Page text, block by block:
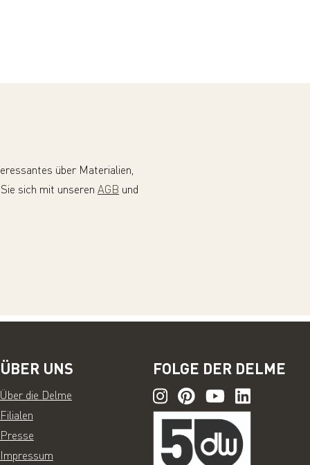
über Materialien,
sich mit unseren AGB und
ÜBER UNS
Über die Delme
Filialen
Presse
Impressum
FOLGE DER DELME